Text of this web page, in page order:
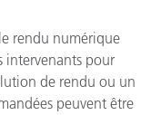
rendu numérique
intervenants pour
de rendu ou un
peuvent être